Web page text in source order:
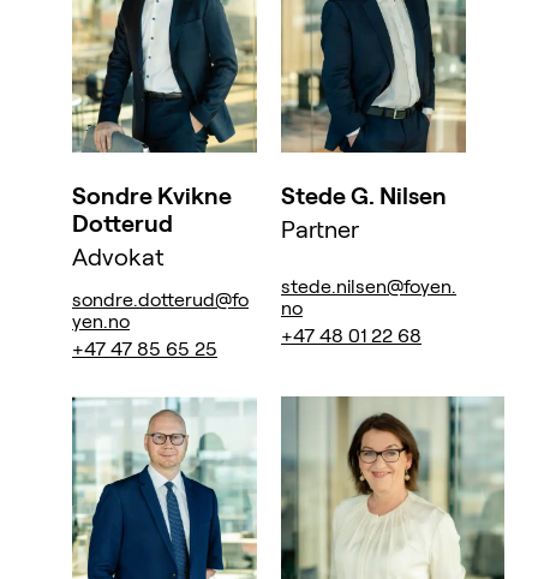
Sondre Kvikne
Dotterud
Advokat
sondre.dotterud@fo
yen.no
+47 47 85 65 25
Stede G. Nilsen
Partner
stede.nilsen@foyen.
no
+47 48 01 22 68